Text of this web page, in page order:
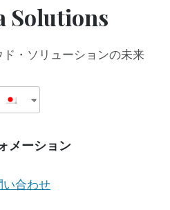
Solutions
・ソリューションの未来
メーション
い合わせ